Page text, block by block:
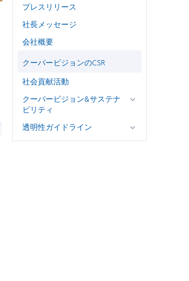
プレスリリース
社長メッセージ
会社概要
クーパービジョンのCSR
社会貢献活動
クーパービジョン&サステナ
ビリティ
透明性ガイドライン